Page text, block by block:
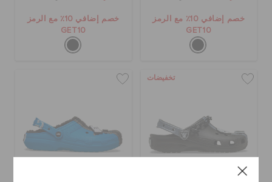
خصم إضافي 10٪ مع الرمز
GET10
خصم إضافي 10٪ مع الرمز
GET10
تخفيضات